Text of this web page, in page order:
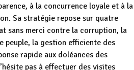
à la concurrence loyale et à la
Sa stratégie repose sur quatre
sans merci contre la corruption, la
peuple, la gestion efficiente des
rapide aux doléances des
pas à effectuer des visites